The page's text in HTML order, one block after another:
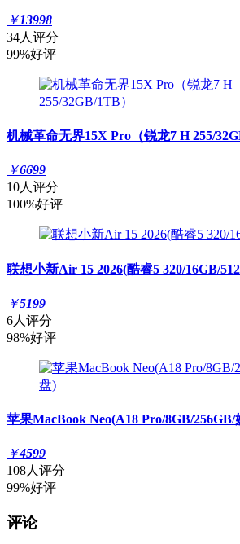
￥13998
34人评分
99%好评
机械革命无界15X Pro（锐龙7 H 255/
￥6699
10人评分
100%好评
联想小新Air 15 2026(酷睿5 320/16GB/
￥5199
6人评分
98%好评
苹果MacBook Neo(A18 Pro/8GB/256GB/
￥4599
108人评分
99%好评
评论